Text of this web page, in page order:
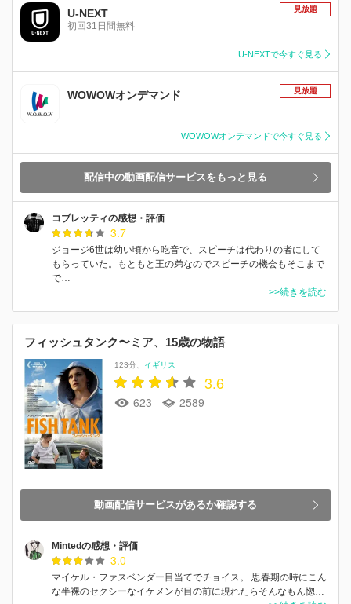
U-NEXT
初回31日間無料
見放題
U-NEXTで今すぐ見る
WOWOWオンデマンド
-
見放題
WOWOWオンデマンドで今すぐ見る
配信中の動画配信サービスをもっと見る
コブレッティの感想・評価
3.7
ジョージ6世は幼い頃から吃音で、スピーチは代わりの者にして
もらっていた。もともと王の弟なのでスピーチの機会もそこまで
で…
>>続きを読む
フィッシュタンク〜ミア、15歳の物語
123分 イギリス
3.6
623 2589
動画配信サービスがあるか確認する
Mintedの感想・評価
3.0
マイケル・ファスベンダー目当てでチョイス。 思春期の時にこん
な半裸のセクシーなイケメンが目の前に現れたらそんなもん惚…